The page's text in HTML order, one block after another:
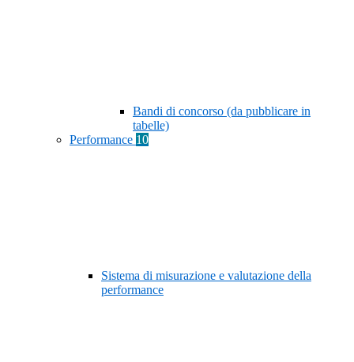
Bandi di concorso (da pubblicare in
tabelle)
Performance 10
Sistema di misurazione e valutazione della
performance